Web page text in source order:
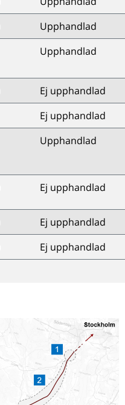
Upphandlad
Upphandlad
Ej upphandlad
Ej upphandlad
Upphandlad
Ej upphandlad
Ej upphandlad
Ej upphandlad